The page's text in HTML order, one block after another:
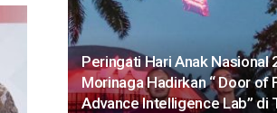
Peringati Hari Anak Nasional
Morinaga Hadirkan “ Door of
Advance Intelligence Lab” di